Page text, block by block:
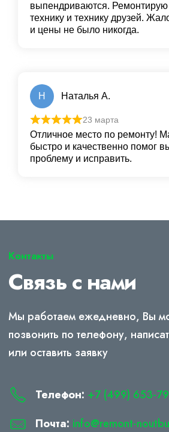
выпендриваются.
технику и технику друзей.
и цены не было никогда.
Н Наталья А.
23 марта
Отличное место по ремонту!
быстро и качественно помог
проблему и исправить.
Контакты
Связь с нами
Мы работаем ежедневно, Вы
позвонить по телефону,
или оставить заявку
Телефон: +7 (499) 653-
Почта: info@remont-